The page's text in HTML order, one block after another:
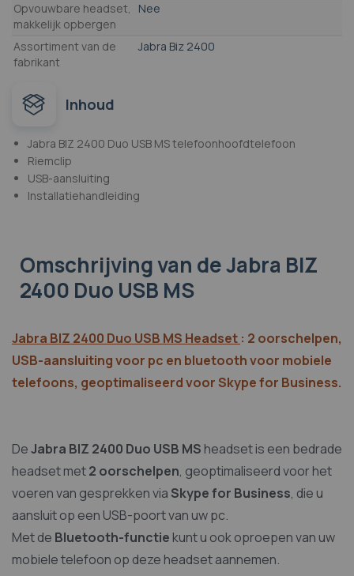
Opvouwbare headset,
makkelijk opbergen
Nee
Assortiment van de
fabrikant
Jabra Biz 2400
Inhoud
Jabra BIZ 2400 Duo USB MS telefoonhoofdtelefoon
Riemclip
USB-aansluiting
Installatiehandleiding
Omschrijvingvan de Jabra BIZ
2400 Duo USB MS
Jabra BIZ 2400 Duo USB MS Headset : 2 oorschelpen,
USB-aansluiting voor pc en bluetooth voor mobiele
telefoons, geoptimaliseerd voor Skype for Business.
DeJabra BIZ 2400 Duo USB MS headset is een bedrade
headset met2 oorschelpen, geoptimaliseerd voor het
voeren van gesprekken viaSkype for Business, die u
aansluit op een USB-poort van uw pc.
Met de Bluetooth-functie kunt u ook oproepen van uw
mobiele telefoon op deze headset aannemen.